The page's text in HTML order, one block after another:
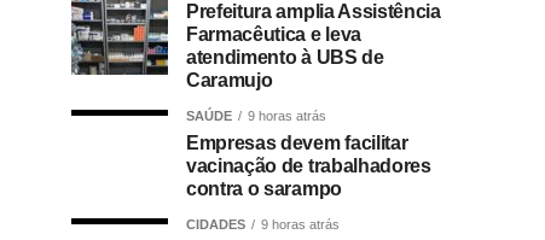
Prefeitura amplia Assistência
Farmacêutica e leva
atendimento à UBS de
Caramujo
SAÚDE 9 horas atrás
Empresas devem facilitar
vacinação de trabalhadores
contra o sarampo
CIDADES 9 horas atrás